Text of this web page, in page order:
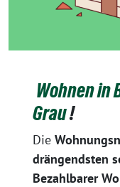
Wohnen in
Grau!
Die
drängendsten
Bezahlbarer